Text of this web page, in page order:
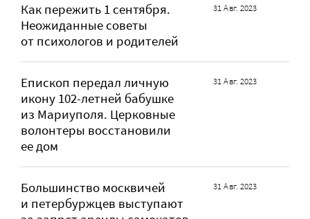
Как пережить 1 сентября.
Неожиданные советы
от психологов и родителей
31 Авг. 2023
Епископ передал личную
икону 102-летней бабушке
из Мариуполя. Церковные
волонтеры восстановили
ее дом
31 Авг. 2023
Большинство москвичей
и петербуржцев выступают
31 Авг. 2023